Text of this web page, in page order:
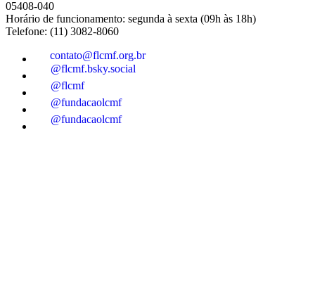
05408-040
Horário de funcionamento: segunda à sexta (09h às 18h)
Telefone: (11) 3082-8060
contato@flcmf.org.br
@flcmf.bsky.social
@flcmf
@fundacaolcmf
@fundacaolcmf